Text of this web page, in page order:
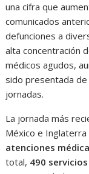
una cifra que
comunicados
defunciones a
alta concentración
médicos agudos,
sido presentada de
jornadas.
La jornada más
México e
atenciones
total, 490